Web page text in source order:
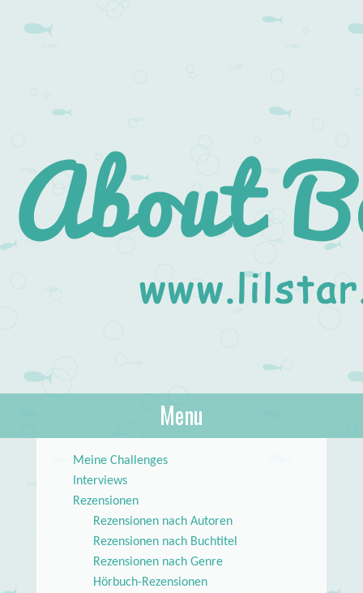
About Books
lilstar.de
Menu
Meine Challenges
Interviews
Rezensionen
Rezensionen nach Autoren
Rezensionen nach Buchtitel
Rezensionen nach Genre
Hörbuch-Rezensionen